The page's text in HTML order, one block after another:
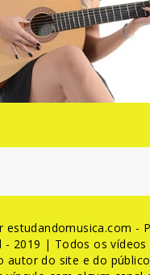
estudandomusica.com -
são postados
autor do site e do